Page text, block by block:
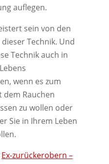
auflegen.
sein von den
Technik. Und
Technik auch in
wenn es zum
dem Rauchen
zu wollen oder
Sie in Ihrem Leben
Ex-zurückerobern –